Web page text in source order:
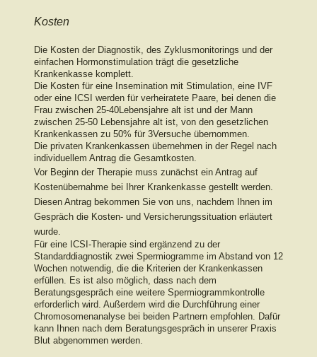
Kosten
Die Kosten der Diagnostik, des Zyklusmonitorings und der
einfachen Hormonstimulation trägt die gesetzliche
Krankenkasse komplett.
Die Kosten für eine Insemination mit Stimulation, eine IVF
oder eine ICSI werden für verheiratete Paare, bei denen die
Frau zwischen 25-40Lebensjahre alt ist und der Mann
zwischen 25-50 Lebensjahre alt ist, von den gesetzlichen
Krankenkassen zu 50% für 3Versuche übernommen.
Die privaten Krankenkassen übernehmen in der Regel nach
individuellem Antrag die Gesamtkosten.
Vor Beginn der Therapie muss zunächst ein Antrag auf
Kostenübernahme bei Ihrer Krankenkasse gestellt werden.
Diesen Antrag bekommen Sie von uns, nachdem Ihnen im
Gespräch die Kosten- und Versicherungssituation erläutert
wurde.
Für eine ICSI-Therapie sind ergänzend zu der
Standarddiagnostik zwei Spermiogramme im Abstand von 12
Wochen notwendig, die die Kriterien der Krankenkassen
erfüllen. Es ist also möglich, dass nach dem
Beratungsgespräch eine weitere Spermiogrammkontrolle
erforderlich wird. Außerdem wird die Durchführung einer
Chromosomenanalyse bei beiden Partnern empfohlen. Dafür
kann Ihnen nach dem Beratungsgespräch in unserer Praxis
Blut abgenommen werden.